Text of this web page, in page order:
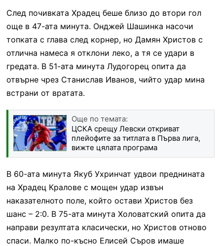
След почивката Храдец беше близо до втори гол
още в 47-ата минута. Онджей Шашинка насочи
топката с глава след корнер, но Дамян Христов с
отлична намеса я отклони леко, а тя се удари в
гредата. В 51-ата минута Лудогорец опита да
отвърне чрез Станислав Иванов, чийто удар мина
встрани от вратата.
Още по темата:
ЦСКА срещу Левски откриват
плейофите за титлата в Първа лига,
вижте цялата програма
В 60-ата минута Якуб Ухринчат удвои преднината
на Храдец Кралове с мощен удар извън
наказателното поле, който остави Христов без
шанс – 2:0. В 75-ата минута Холоватский опита да
направи резултата класически, но Христов отново
спаси. Малко по-късно Елисей Съров имаше